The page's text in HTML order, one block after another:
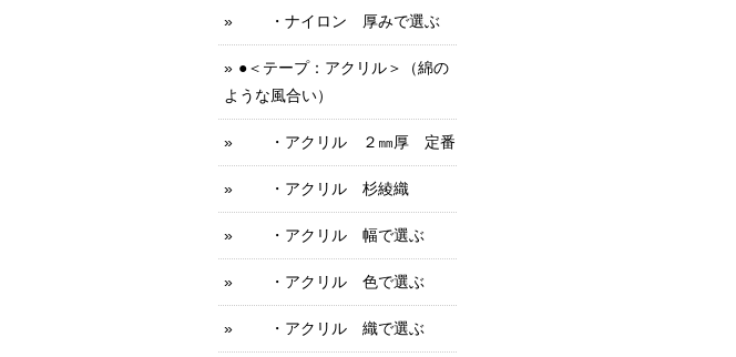
・ナイロン 厚みで選ぶ
●＜テープ：アクリル＞（綿の
ような風合い）
・アクリル ２㎜厚 定番
・アクリル 杉綾織
・アクリル 幅で選ぶ
・アクリル 色で選ぶ
・アクリル 織で選ぶ